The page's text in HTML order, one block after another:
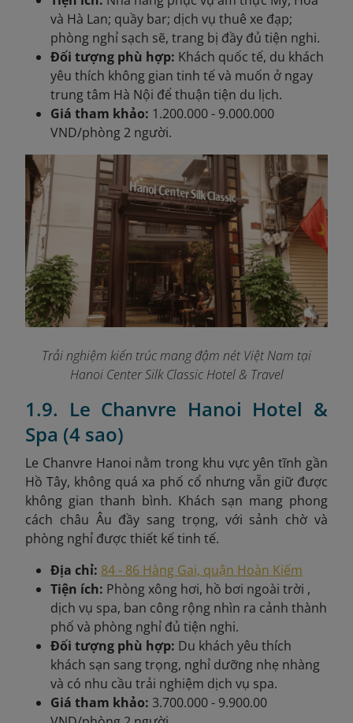
và Hà Lan; quầy bar; dịch vụ thuê xe đạp;
phòng nghỉ sạch sẽ, trang bị đầy đủ tiện nghi.
Đối tượng phù hợp: Khách quốc tế, du khách
yêu thích không gian tinh tế và muốn ở ngay
trung tâm Hà Nội để thuận tiện du lịch.
Giá tham khảo: 1.200.000 - 9.000.000
VND/phòng 2 người.
Trải nghiệm kiến trúc mang đậm nét Việt Nam tại
Hanoi Center Silk Classic Hotel & Travel
1.9. Le Chanvre Hanoi Hotel &
Spa (4 sao)
Le Chanvre Hanoi nằm trong khu vực yên tĩnh gần
Hồ Tây, không quá xa phố cổ nhưng vẫn giữ được
không gian thanh bình. Khách sạn mang phong
cách châu Âu đầy sang trọng, với sảnh chờ và
phòng nghỉ được thiết kế tinh tế.
Địa chỉ: 84 - 86 Hàng Gai, quận Hoàn Kiếm
Tiện ích: Phòng xông hơi, hồ bơi ngoài trời ,
dịch vụ spa, ban công rộng nhìn ra cảnh thành
phố và phòng nghỉ đủ tiện nghi.
Đối tượng phù hợp: Du khách yêu thích
khách sạn sang trọng, nghỉ dưỡng nhẹ nhàng
và có nhu cầu trải nghiệm dịch vụ spa.
Giá tham khảo: 3.700.000 - 9.900.00